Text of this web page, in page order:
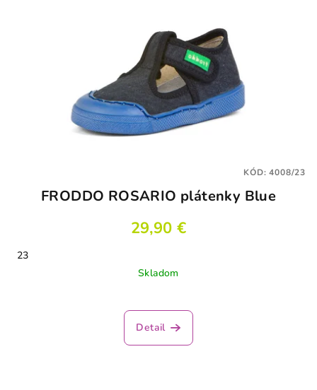
FRODDO ROSARIO plátenky Blue
29,90 €
23
Skladom
Detail
KÓD:4008/23